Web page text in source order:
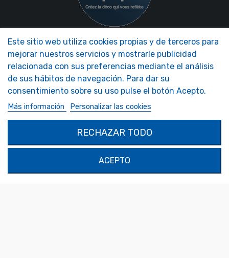
NOS MIROIRS
Accesorios Espejos
Espejos de autocaravanas
Espejos de seguridad
Espejos decorativos
NUESTRA EMPRESA
Tendencia Espejo Presentación
FAQ - Foire aux Questions
MON COMPTE
Mi Cuenta
PRODUCTOS
Contáctenos
1324 Boulevard du Vivarais
Este sitio web utiliza cookies propias y de terceros para
mejorar nuestros servicios y mostrarle publicidad
relacionada con sus preferencias mediante el análisis
de sus hábitos de navegación. Para dar su
consentimiento sobre su uso pulse el botón Acepto.
Más información Personalizar las cookies
RECHAZAR TODO
ACEPTO